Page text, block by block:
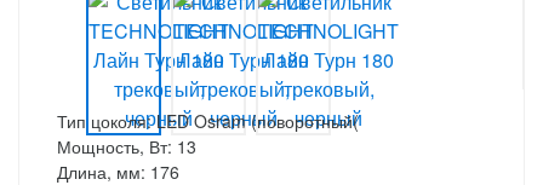
Тип цоколя: LED Osram (поворотный(
Мощность, Вт: 13
Длина, мм: 176